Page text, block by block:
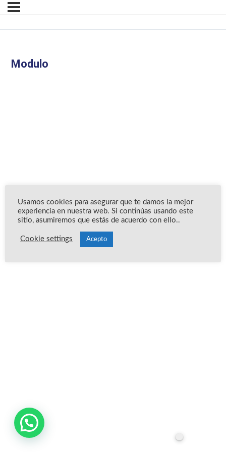
Modulo
Usamos cookies para asegurar que te damos la mejor
experiencia en nuestra web. Si continúas usando este
sitio, asumiremos que estás de acuerdo con ello..
Cookie settings Acepto